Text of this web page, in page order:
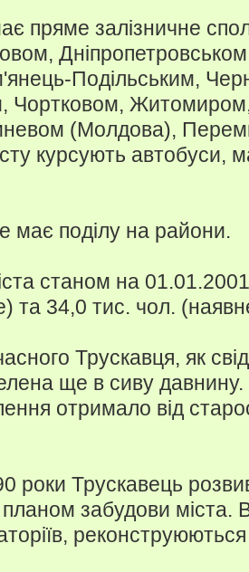
пряме залізничне
Подільським,
Чортковом,
(Молдова),
курсують автобуси,
має поділу на райони.
станом на
та 34,0 тис. чол.
Трускавця, як
ще в сиву
отримало від
роки Трускавець
забудови міста.